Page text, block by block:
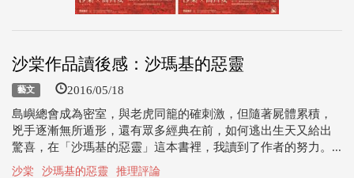
沙棠作品讀後感：沙瑪基的惡靈
藝文 2016/05/18
島嶼總會成為密室，與老虎同籠的確刺激，但隨著屍體累積，
兇手逐漸無所遁形，還有眾多經典在前，如何逃出生天又給出
驚喜，在「沙瑪基的惡靈」這本書裡，我讀到了作者的努力。...
沙棠 沙瑪基的惡靈 推理評論